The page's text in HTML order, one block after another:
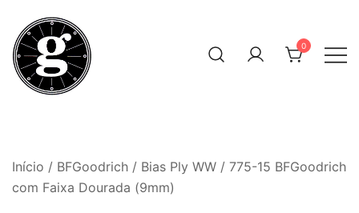
content
0
Início / BFGoodrich / Bias Ply WW / 775-15 BFGoodrich
com Faixa Dourada (9mm)